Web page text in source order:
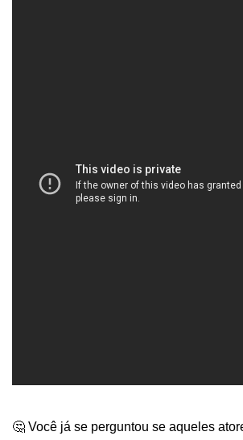
🤔 Você já se perguntou se aqueles